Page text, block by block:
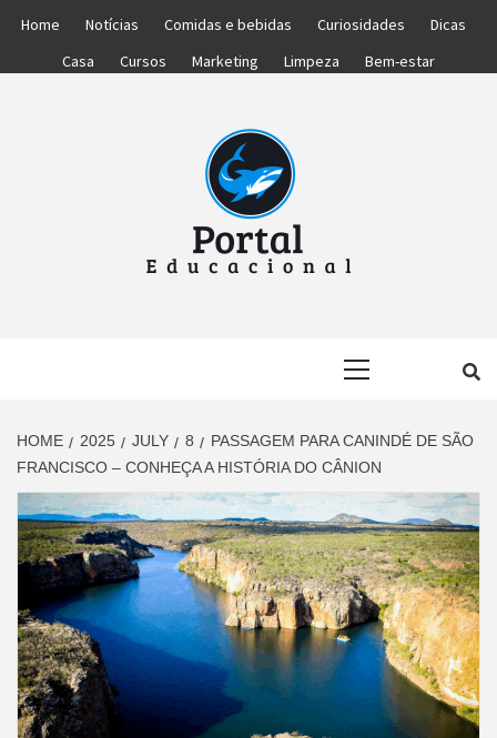
Home Notícias Comidas e bebidas Curiosidades
Dicas
Casa
Cursos Marketing Limpeza Bem-estar
HOME 2025 JULY 8
PASSAGEM PARA CANINDÉ DE SÃO
FRANCISCO – CONHEÇA A HISTÓRIA DO CÂNION